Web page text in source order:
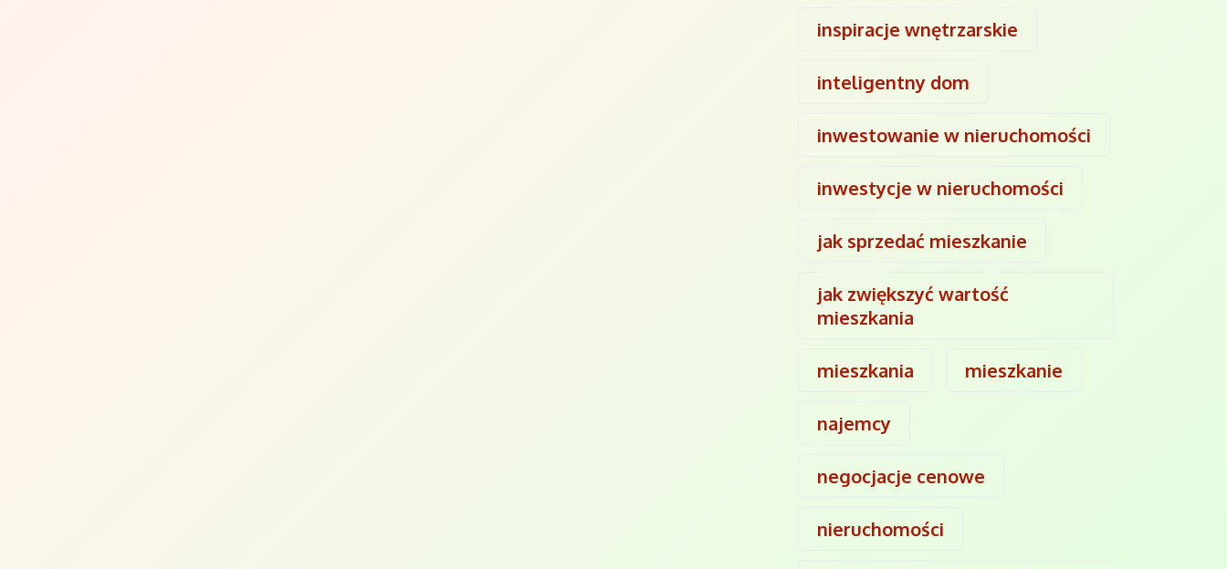
inspiracje wnętrzarskie
inteligentny dom
inwestowanie w nieruchomości
inwestycje w nieruchomości
jak sprzedać mieszkanie
jak zwiększyć wartość
mieszkania
mieszkania mieszkanie
najemcy
negocjacje cenowe
nieruchomości